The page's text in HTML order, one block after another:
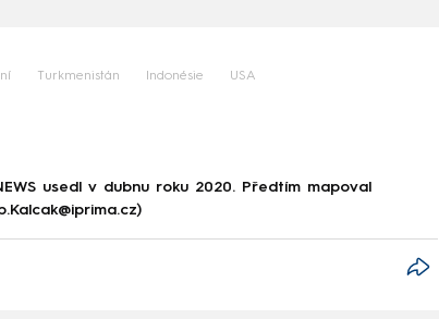
Turkmenistán Indonésie USA
usedl v dubnu roku 2020. Předtím mapoval